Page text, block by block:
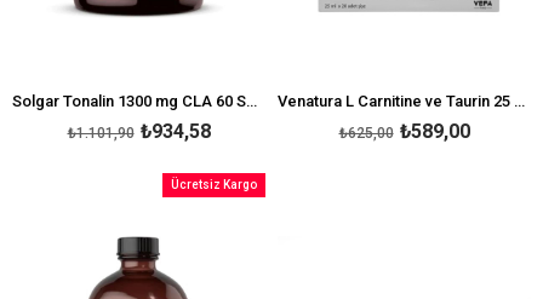
Solgar Tonalin 1300 mg CLA 60 Softjel
₺934,58
₺1.101,90
Venatura L Carnitine ve Taurin 25 ML x 20 Şişe Likit Gıda Takviyesi
₺589,00
₺625,00
Ücretsiz Kargo